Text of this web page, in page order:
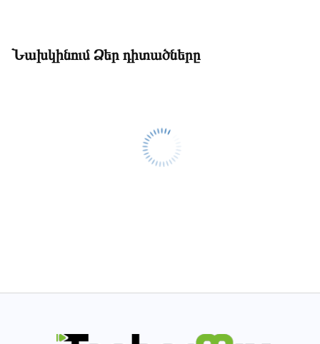
Նախկինում Ձեր դիտածները